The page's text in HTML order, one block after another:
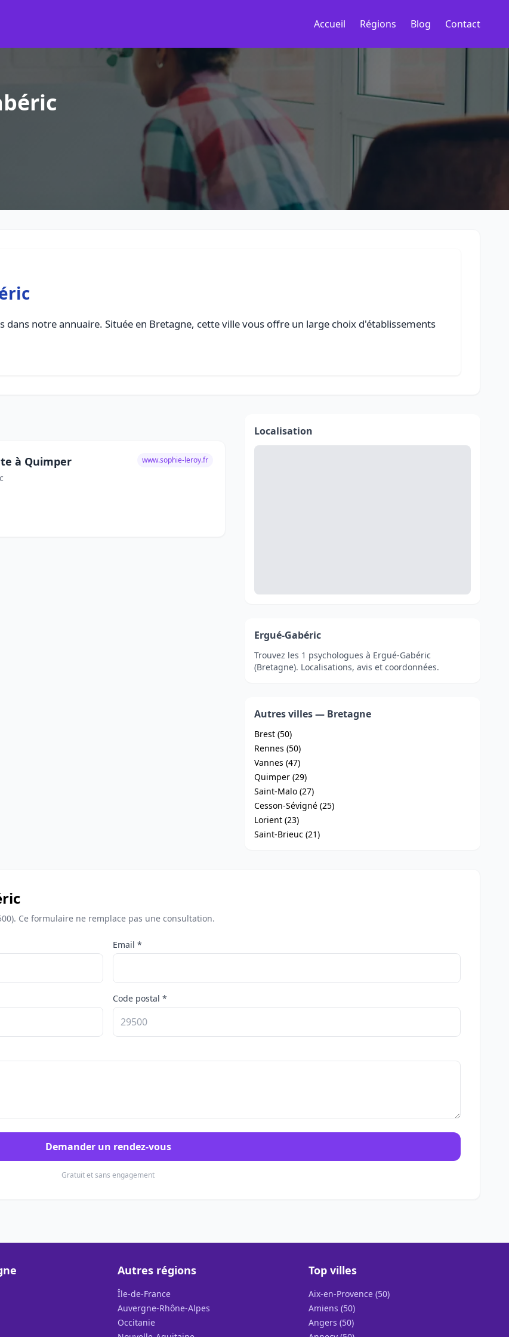
Accueil Régions Blog Contact
dans notre annuaire. Située en Bretagne, cette ville vous offre un large choix d'établissements
à Quimper www.sophie-leroy.fr
Localisation
Ergué-Gabéric
Trouvez les 1 psychologues à Ergué-Gabéric
(Bretagne). Localisations, avis et coordonnées.
Autres villes — Bretagne
Brest (50)
Rennes (50)
Vannes (47)
Quimper (29)
Saint-Malo (27)
Cesson-Sévigné (25)
Lorient (23)
Saint-Brieuc (21)
Ce formulaire ne remplace pas une consultation.
Email *
Code postal *
Demander un rendez-vous
Gratuit et sans engagement
Autres régions
Île-de-France
Auvergne-Rhône-Alpes
Occitanie
Top villes
Aix-en-Provence (50)
Amiens (50)
Angers (50)